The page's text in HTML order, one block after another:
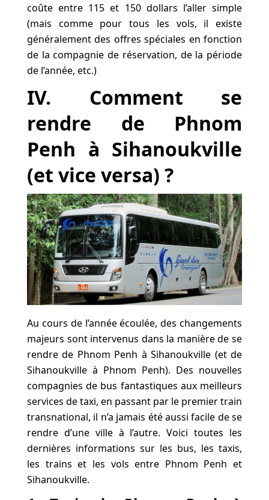
coûte entre 115 et 150 dollars l’aller simple
(mais comme pour tous les vols, il existe
généralement des offres spéciales en fonction
de la compagnie de réservation, de la période
de l’année, etc.)
IV. Comment se
rendre de Phnom
Penh à Sihanoukville
(et vice versa) ?
Au cours de l’année écoulée, des changements
majeurs sont intervenus dans la manière de se
rendre de Phnom Penh à Sihanoukville (et de
Sihanoukville à Phnom Penh). Des nouvelles
compagnies de bus fantastiques aux meilleurs
services de taxi, en passant par le premier train
transnational, il n’a jamais été aussi facile de se
rendre d’une ville à l’autre. Voici toutes les
dernières informations sur les bus, les taxis,
les trains et les vols entre Phnom Penh et
Sihanoukville.